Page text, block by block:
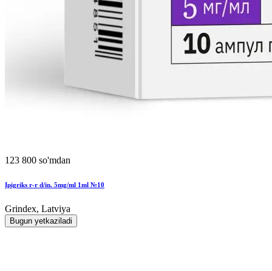
123 800 so'mdan
Ipigriks r-r d/in. 5mg/ml 1ml №10
Grindex, Latviya
Bugun yetkaziladi